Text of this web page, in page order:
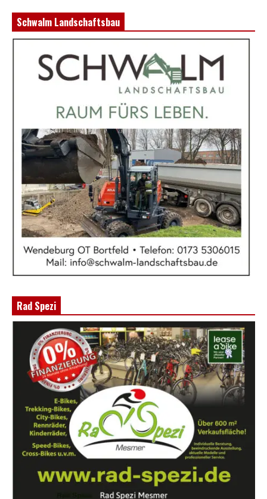
Schwalm Landschaftsbau
Rad Spezi